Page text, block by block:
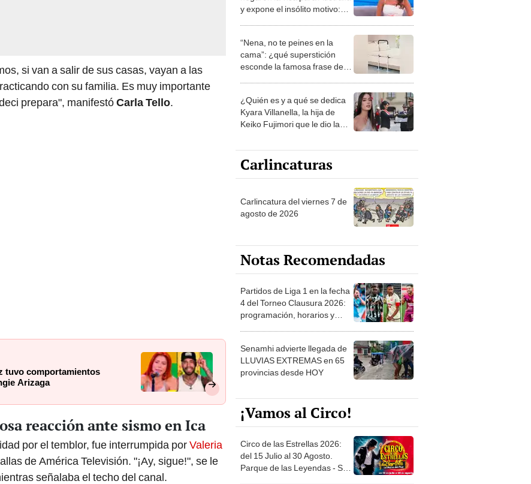
si van a salir de sus casas, vayan a las
con su familia. Es muy importante
prepara", manifestóCarla Tello.
tuvo comportamientos
Arizaga
reacción ante sismo en Ica
por el temblor, fue interrumpida porValeria
de América Televisión. "¡Ay, sigue!", se le
señalaba el techo del canal.
y expone el insólito motivo:
“Nena, no te peines en la
cama”: ¿qué superstición
esconde la famosa frase de
¿Quién es y a qué se dedica
Kyara Villanella, la hija de
Keiko Fujimori que le dio la
Carlincaturas
Carlincatura del viernes 7 de
agosto de 2026
Notas Recomendadas
Partidos de Liga 1 en la fecha
4 del Torneo Clausura 2026:
programación, horarios y
Senamhi advierte llegada de
LLUVIAS EXTREMAS en 65
provincias desde HOY
¡Vamos al Circo!
Circo de las Estrellas 2026:
del 15 Julio al 30 Agosto.
Parque de las Leyendas - San